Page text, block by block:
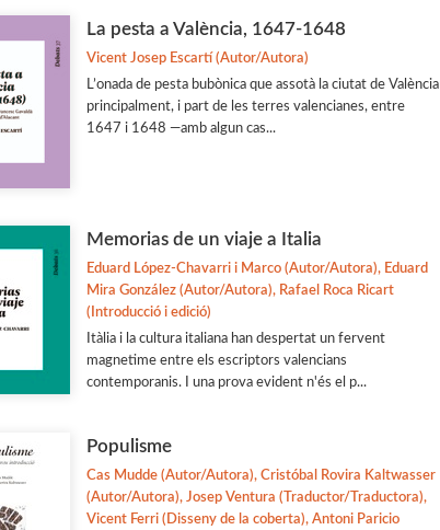
La pesta a València, 1647-1648
Vicent Josep Escartí (Autor/Autora)
L’onada de pesta bubònica que assotà la ciutat de València
principalment, i part de les terres valencianes, entre
1647 i 1648 —amb algun cas...
Memorias de un viaje a Italia
Eduard López-Chavarri i Marco (Autor/Autora), Eduard
Mira González (Autor/Autora), Rafael Roca Ricart
(Introducció i edició)
Itàlia i la cultura italiana han despertat un fervent
magnetime entre els escriptors valencians
contemporanis. I una prova evident n'és el p...
Populisme
Cas Mudde (Autor/Autora), Cristóbal Rovira Kaltwasser
(Autor/Autora), Josep Ventura (Traductor/Traductora),
Vicent Ferri (Disseny de la coberta), Antoni Paricio